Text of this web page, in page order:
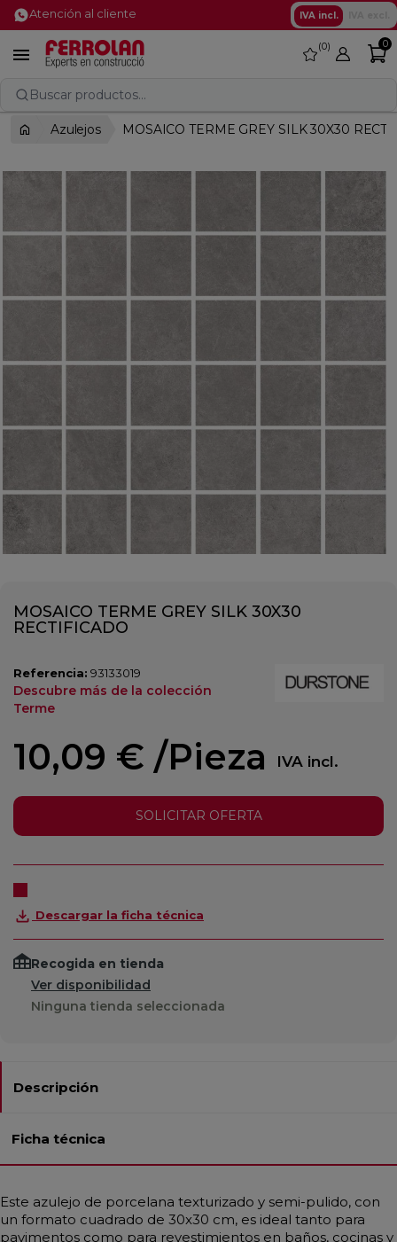
Atención al cliente IVA incl.
 favorite
0 0
Buscar productos...
Azulejos MOSAICO TERME GREY SILK 30X30
MOSAICO TERME GREY SILK 30X30
RECTIFICADO
Referencia: 93133019
Descubre más de la colección
Terme
10,09 € /Pieza IVA incl.
SOLICITAR OFERTA
Descargar la ficha técnica
Recogida en tienda
Ver disponibilidad
Ninguna tienda seleccionada
Descripción
Ficha técnica
Este azulejo de porcelana texturizado y semi-pulido, con
un formato cuadrado de 30x30 cm, es ideal tanto para
pavimentos como para revestimientos en baños, cocinas y